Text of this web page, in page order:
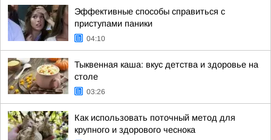
Эффективные способы справиться с
приступами паники
04:10
Тыквенная каша: вкус детства и здоровье на
столе
03:26
Как использовать поточный метод для
крупного и здорового чеснока